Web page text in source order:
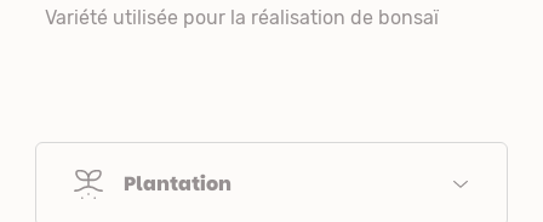
Variété utilisée pour la réalisation de bonsaï
Plantation